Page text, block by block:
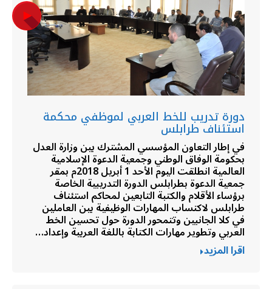
دورة تدريب للخط العربي لموظفي محكمة
استئناف طرابلس
في إطار التعاون المؤسسي المشترك بين وزارة العدل
بحكومة الوفاق الوطني وجمعية الدعوة الإسلامية
العالمية انطلقت اليوم الأحد 1 أبريل 2018م بمقر
جمعية الدعوة بطرابلس الدورة التدريبية الخاصة
برؤساء الأقلام والكتبة التابعين لمحاكم استئناف
طرابلس لاكتساب المهارات الوظيفية بين العاملين
في كلا الجانبين وتتمحور الدورة حول تحسين الخط
العربي وتطوير مهارات الكتابة باللغة العربية وإعداد…
اقرا المزيد